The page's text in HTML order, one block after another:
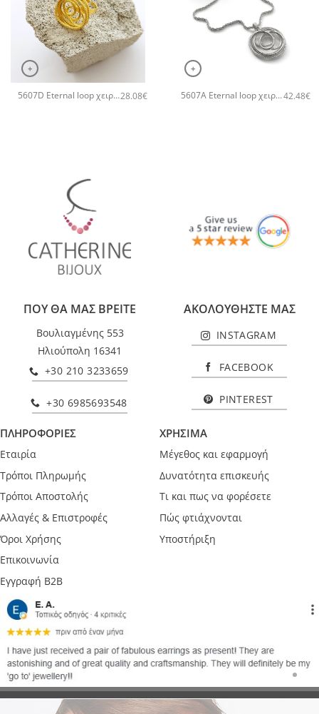
+
5607D Eternal loop χειροποίητο δαχτυλιδι Catherine bijoux Χρυσό28.08€
+
5607A Eternal loop χειροποίητο κολιέ Catherine bijoux Ασημί42.48€
ΠΟΥ ΘΑ ΜΑΣ ΒΡΕΙΤΕ
Βουλιαγμένης 553
Ηλιούπολη 16341
+30 210 3233659
+30 6985693548
ΑΚΟΛΟΥΘΗΣΤΕ ΜΑΣ
INSTAGRAM
FACEBOOK
PINTEREST
ΠΛΗΡΟΦΟΡΙΕΣ
Εταιρία
Τρόποι Πληρωμής
Τρόποι Αποστολής
Αλλαγές & Επιστροφές
Όροι Χρήσης
Επικοινωνία
Εγγραφή B2B
ΧΡΗΣΙΜΑ
Μέγεθος και εφαρμογή
Δυνατότητα επισκευής
Τι και πως να φορέσετε
Πώς φτιάχνονται
Υποστήριξη